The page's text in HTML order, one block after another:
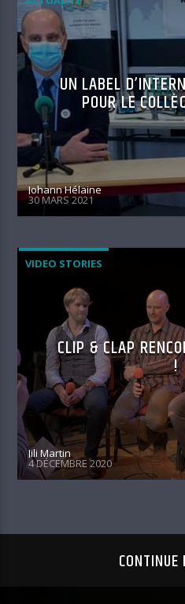
UN LABEL
POUR LE
Johann Hélaine
30 MARS 2021
VIDEO STORIES
CLIP & CLAP
!
Jili Martin
4 DÉCEMBRE 2020
CONTINUE